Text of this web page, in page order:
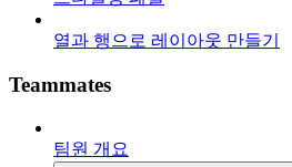
열과 행으로 레이아웃 만들기
Teammates
팀원 개요